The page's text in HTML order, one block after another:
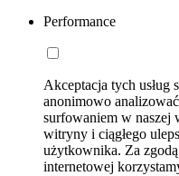
Performance
Akceptacja tych usług
anonimowo
surfowaniem w naszej
witryny i ciągłego
użytkownika. Za
internetowej